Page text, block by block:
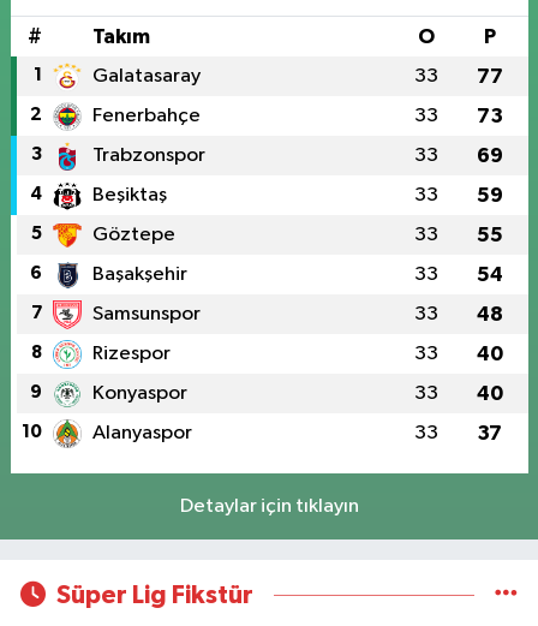
# Takım O P
1 Galatasaray 33 77
2 Fenerbahçe 33 73
3 Trabzonspor 33 69
4 Beşiktaş 33 59
5 Göztepe 33 55
6 Başakşehir 33 54
7 Samsunspor 33 48
8 Rizespor 33 40
9 Konyaspor 33 40
10 Alanyaspor 33 37
Detaylar için tıklayın
Süper Lig Fikstür